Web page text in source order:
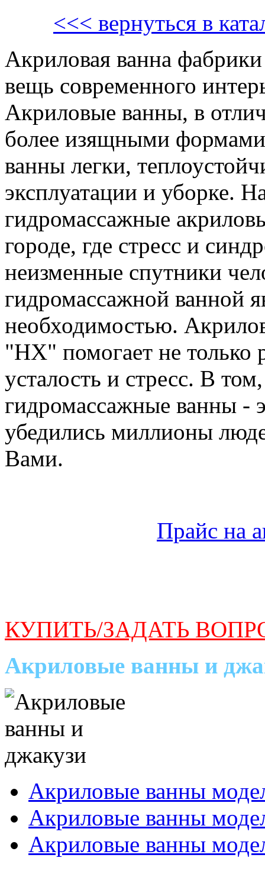
<<< вернуться в
Акриловая ванна
вещь современного
Акриловые ванны, в
более изящными
ванны легки,
эксплуатации и уборке.
гидромассажные
городе, где стресс и
неизменные спутники
гидромассажной ванной
необходимостью.
"HX" помогает не только
усталость и стресс. В
гидромассажные ванны -
убедились миллионы
Вами.
Прайс на
КУПИТЬ/ЗАДАТЬ
Акриловые ванны и
Акриловые ванны
Акриловые ванны
Акриловые ванны